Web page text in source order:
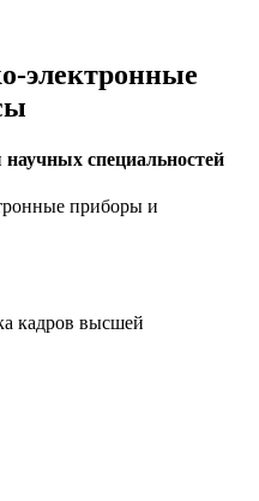
электронные
специальностей
приборы и
кадров высшей